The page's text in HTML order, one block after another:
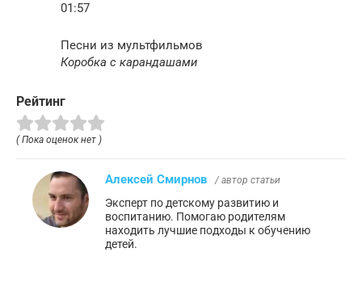
01:57
Песни из мультфильмов
Коробка с карандашами
Рейтинг
( Пока оценок нет )
Алексей Смирнов / автор статьи
Эксперт по детскому развитию и
воспитанию. Помогаю родителям
находить лучшие подходы к обучению
детей.